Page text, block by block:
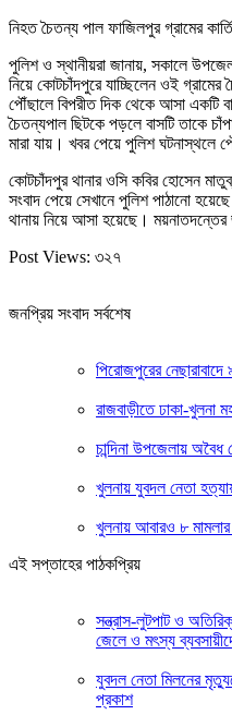
নিহত চৈতন্য পাল ফাজিলপুর গ্রামের
পুলিশ ও স্থানীয়রা জানায়, সকালে
নিয়ে কোটচাঁদপুরে যাচ্ছিলেন ওই গ্রামের
পৌঁছালে বিপরীত দিক থেকে আসা একটি
চৈতন্যপাল ছিটকে পড়লে বাসটি তাকে
মারা যায়। খবর পেয়ে পুলিশ ঘটনাস্থলে
কোটচাঁদপুর থানার ওসি কবির হোসেন
সংবাদ পেয়ে সেখানে পুলিশ পাঠানো
থানায় নিয়ে আসা হয়েছে।
Post Views: ৩২৭
জনপ্রিয় সংবাদ সর্বশেষ
পিরোজপুরের
রাজবাড়ীতে ঢাকা-খুলনা
চান্দিনা উপজেলায়
খুলনায় যুবদল নেতা
খুলনায় আবারও ৮
এই সপ্তাহের পাঠকপ্রিয়
সন্ত্রাস-লুটপাট ও
জেলে ও মৎস্য
যুবদল নেতা মিলনের
প্রকাশ